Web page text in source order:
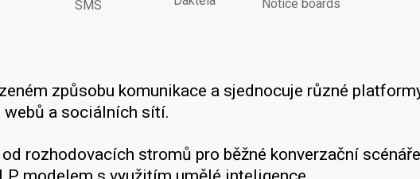
SMS Notice boards
způsobu komunikace a sjednocuje různé
webů a sociálních sítí.
rozhodovacích stromů pro běžné konverzační